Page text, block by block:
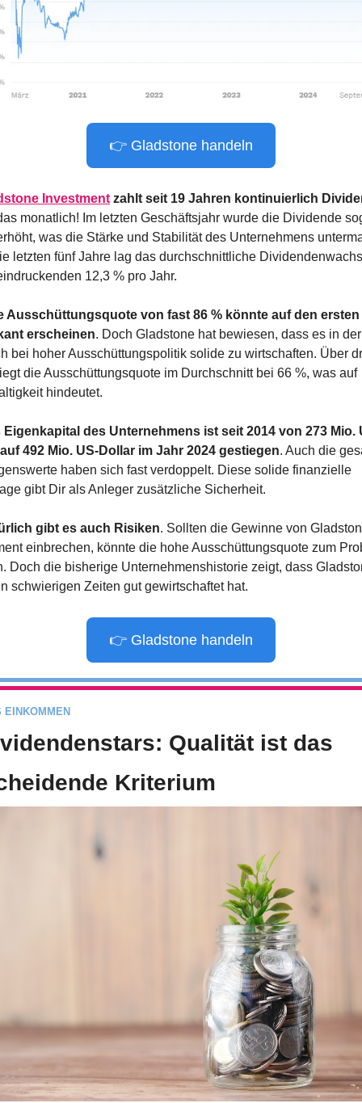
👉 Gladstone handeln
Investment zahlt seit 19 Jahren kontinuierlich
monatlich! Im letzten Geschäftsjahr wurde die Dividende
was die Stärke und Stabilität des Unternehmens
letzten fünf Jahre lag das durchschnittliche
12,3 % pro Jahr.
Ausschüttungsquote von fast 86 % könnte auf den
erscheinen. Doch Gladstone hat bewiesen, dass es in
bei hoher Ausschüttungspolitik solide zu wirtschaften. Über
die Ausschüttungsquote im Durchschnitt bei 66 %, was auf
hindeutet.
Eigenkapital des Unternehmens ist seit 2014 von 273 Mio.
492 Mio. US-Dollar im Jahr 2024 gestiegen. Auch die
haben sich fast verdoppelt. Diese solide finanzielle
gibt Dir als Anleger zusätzliche Sicherheit.
gibt es auch Risiken. Sollten die Gewinne von
einbrechen, könnte die hohe Ausschüttungsquote zum
Doch die bisherige Unternehmenshistorie zeigt, dass
schwierigen Zeiten gut gewirtschaftet hat.
👉 Gladstone handeln
EINKOMMEN
Qualität ist das
Kriterium